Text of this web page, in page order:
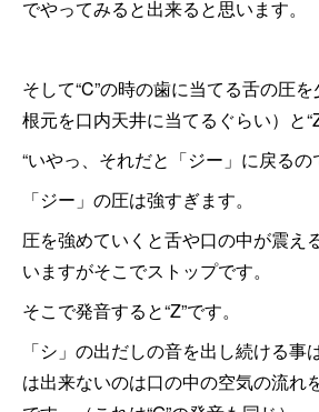
でやってみると出来ると思います。
そして“C”の時の歯に当てる舌の圧
根元を口内天井に当てるぐらい）と
“いやっ、それだと「ジー」に戻るの
「ジー」の圧は強すぎます。
圧を強めていくと舌や口の中が震え
いますがそこでストップです。
そこで発音すると“Z”です。
「シ」の出だしの音を出し続ける事
は出来ないのは口の中の空気の流れ